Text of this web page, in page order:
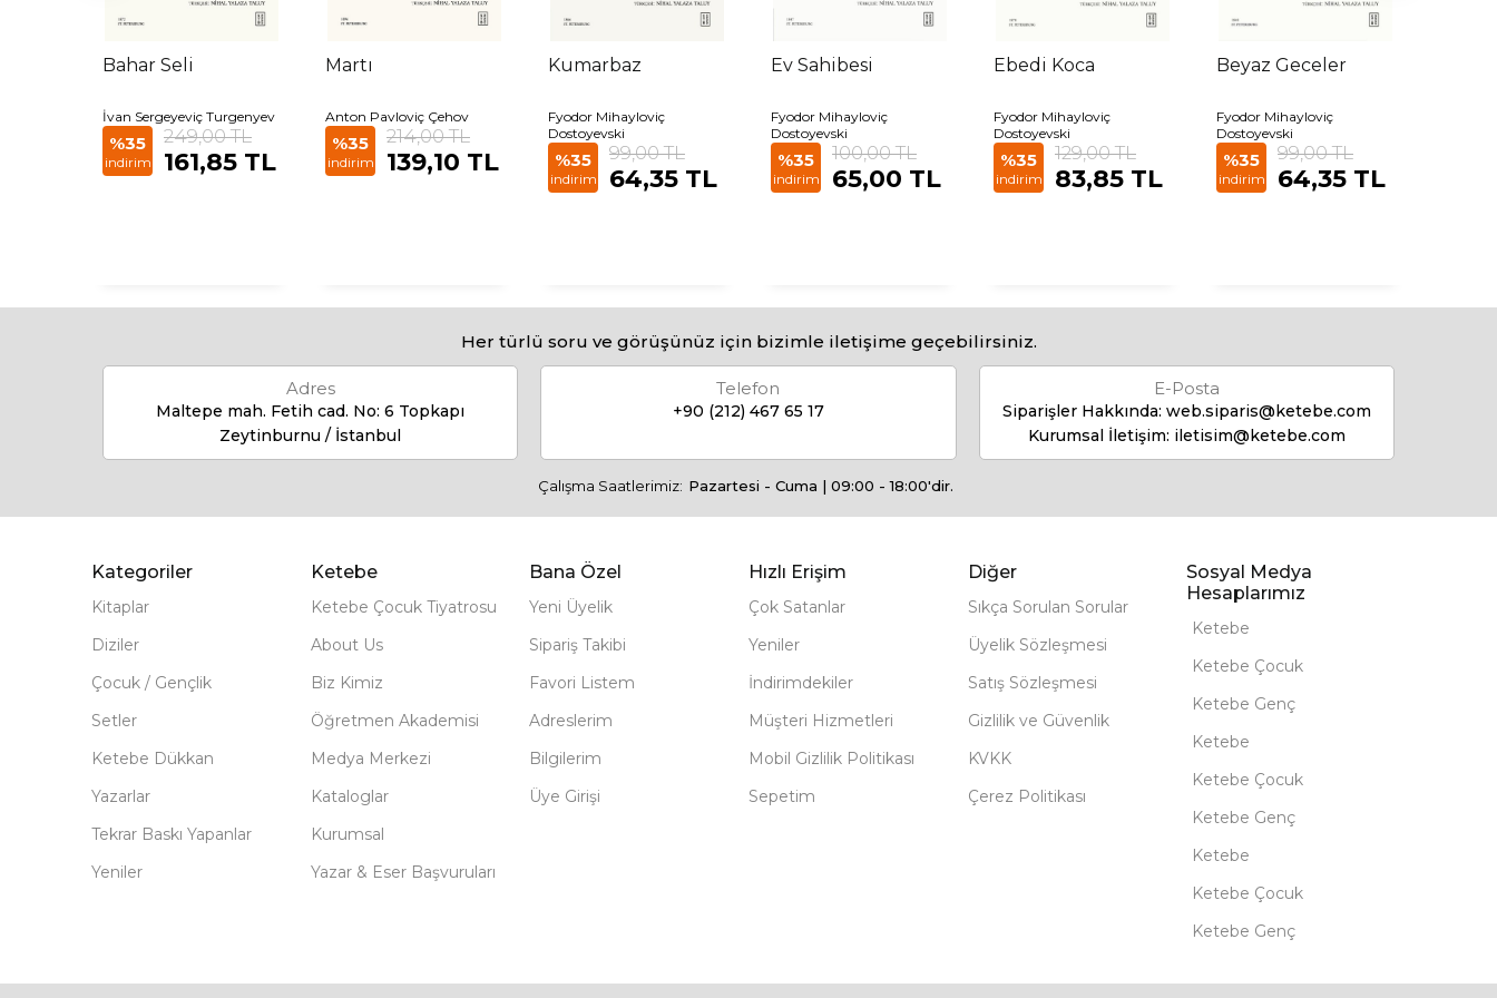
Bahar Seli
İvan Sergeyeviç Turgenyev
%35
indirim
249,00 TL
161,85 TL
Martı
Anton Pavloviç Çehov
%35
indirim
214,00 TL
139,10 TL
Kumarbaz
Fyodor Mihayloviç
Dostoyevski
%35
indirim
99,00 TL
64,35 TL
Ev Sahibesi
Fyodor Mihayloviç
Dostoyevski
%35
indirim
100,00 TL
65,00 TL
Ebedi Koca
Fyodor Mihayloviç
Dostoyevski
%35
indirim
129,00 TL
83,85 TL
Beyaz Geceler
Fyodor Mihayloviç
Dostoyevski
%35
indirim
99,00 TL
64,35 TL
Her türlü soru ve görüşünüz için bizimle iletişime geçebilirsiniz.
Adres
Maltepe mah. Fetih cad. No: 6 Topkapı
Zeytinburnu / İstanbul
Telefon
+90 (212) 467 65 17
E-Posta
Siparişler Hakkında: web.siparis@ketebe.com
Kurumsal İletişim: iletisim@ketebe.com
Çalışma Saatlerimiz: Pazartesi - Cuma | 09:00 - 18:00'dir.
Kategoriler
Kitaplar
Diziler
Çocuk / Gençlik
Setler
Ketebe Dükkan
Yazarlar
Tekrar Baskı Yapanlar
Yeniler
Ketebe
Ketebe Çocuk Tiyatrosu
About Us
Biz Kimiz
Öğretmen Akademisi
Medya Merkezi
Kataloglar
Kurumsal
Yazar & Eser Başvuruları
Bana Özel
Yeni Üyelik
Sipariş Takibi
Favori Listem
Adreslerim
Bilgilerim
Üye Girişi
Hızlı Erişim
Çok Satanlar
Yeniler
İndirimdekiler
Müşteri Hizmetleri
Mobil Gizlilik Politikası
Sepetim
Diğer
Sıkça Sorulan Sorular
Üyelik Sözleşmesi
Satış Sözleşmesi
Gizlilik ve Güvenlik
KVKK
Çerez Politikası
Sosyal Medya
Hesaplarımız
Ketebe
Ketebe Çocuk
Ketebe Genç
Ketebe
Ketebe Çocuk
Ketebe Genç
Ketebe
Ketebe Çocuk
Ketebe Genç